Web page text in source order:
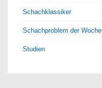
Schachklassiker
Schachproblem der Woche
Studien